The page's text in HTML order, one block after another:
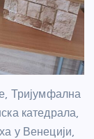
Тријумфална
катедрала,
у Венецији,